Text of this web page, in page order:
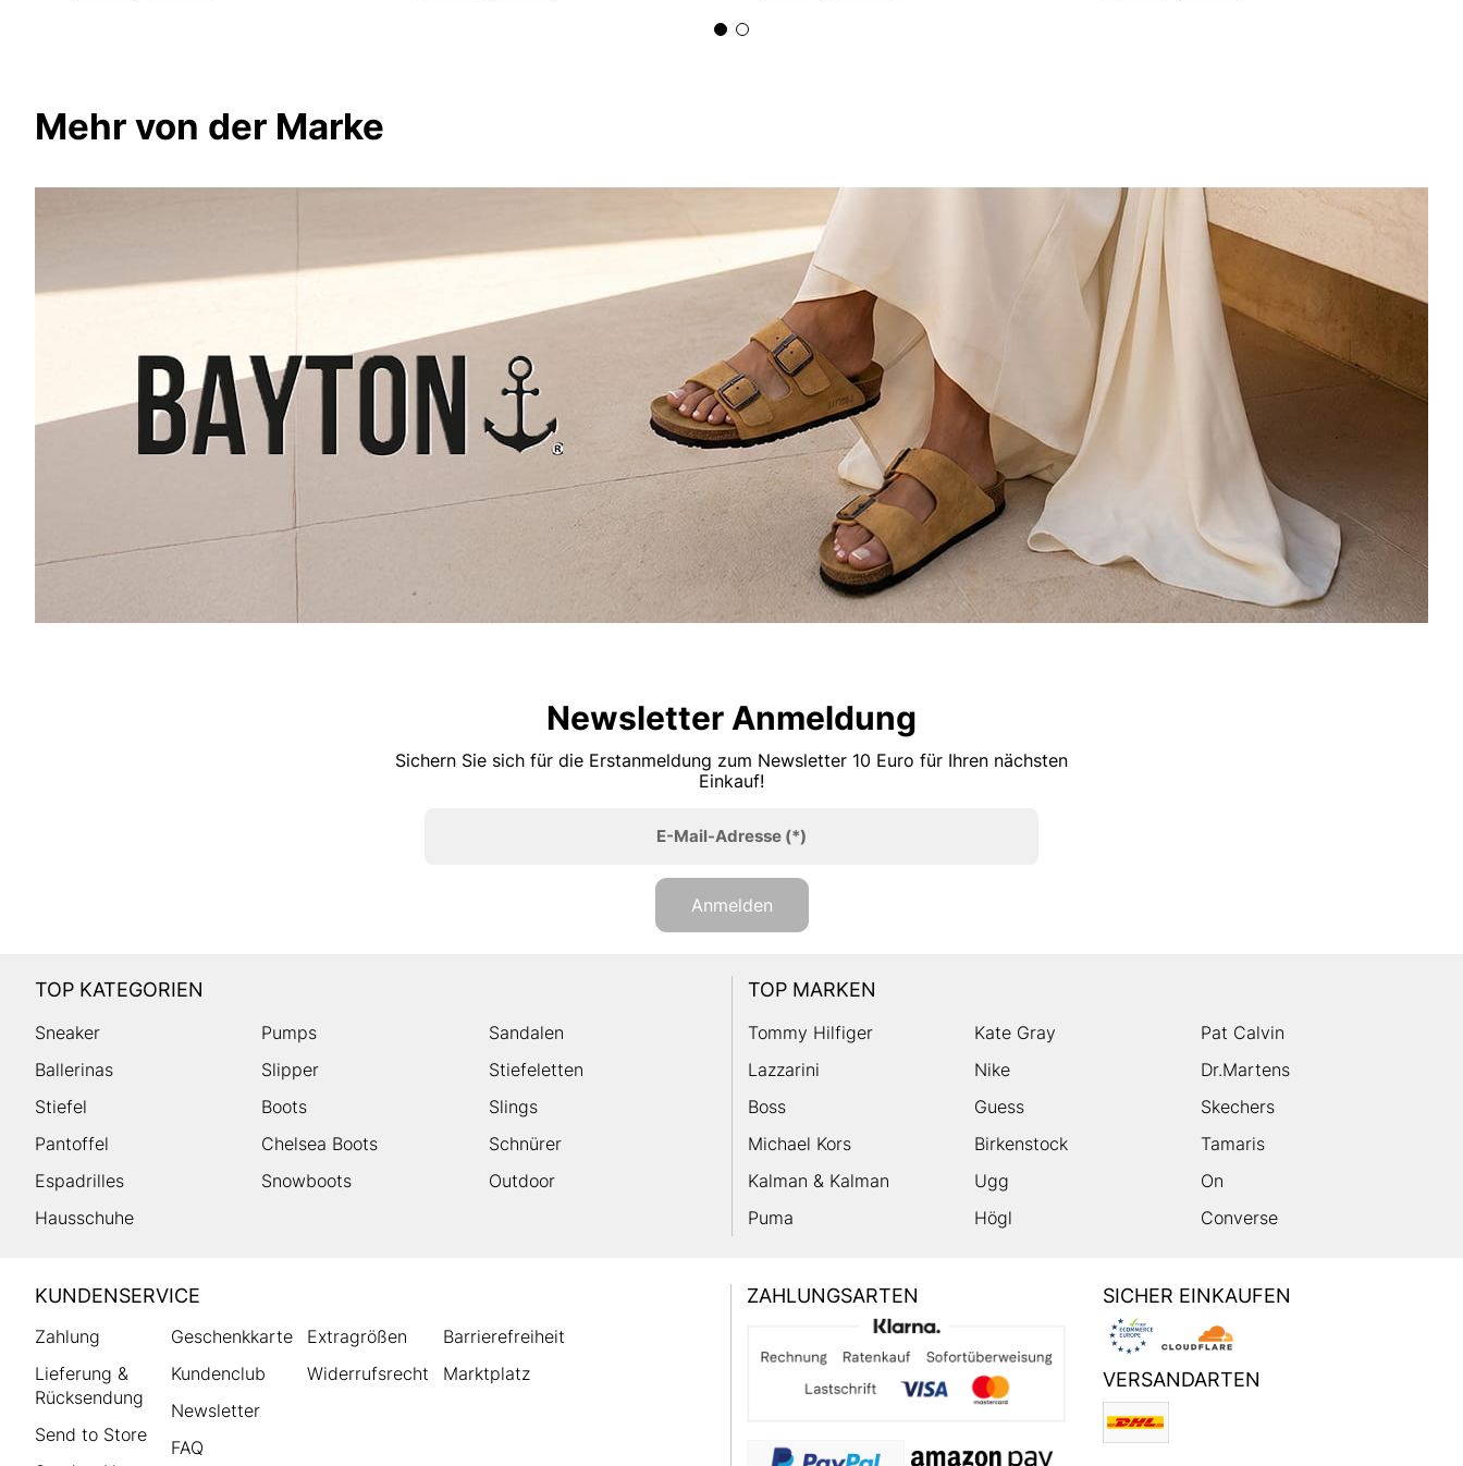
Mehr von der Marke
Newsletter Anmeldung
Sichern Sie sich für die Erstanmeldung zum Newsletter 10 Euro für Ihren nächsten
Einkauf!
E-Mail-Adresse(*)
Anmelden
TOP KATEGORIEN
Sneaker Pumps
Sandalen
Ballerinas
Slipper
Stiefeletten
Stiefel
Boots
Slings
Pantoffel
Chelsea Boots
Schnürer
Espadrilles
Snowboots
Outdoor
Hausschuhe
TOP MARKEN
Tommy Hilfiger Kate Gray
Pat Calvin
Lazzarini
Nike
Dr.Martens
Boss
Guess
Skechers
Michael Kors
Birkenstock
Tamaris
Kalman & Kalman
Ugg
On
Puma
Högl Converse
HUMANIC
Footer
KUNDENSERVICE
Zahlung
Lieferung &
Rücksendung
Send to Store
Geschenkkarte
Kundenclub
Newsletter
FAQ
Extragrößen
Widerrufsrecht
Barrierefreiheit
Marktplatz
ZAHLUNGSARTEN SICHER EINKAUFEN
VERSANDARTEN